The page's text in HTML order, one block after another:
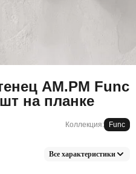
AM.PM Func
на планке
Коллекция: Func
Все характеристики